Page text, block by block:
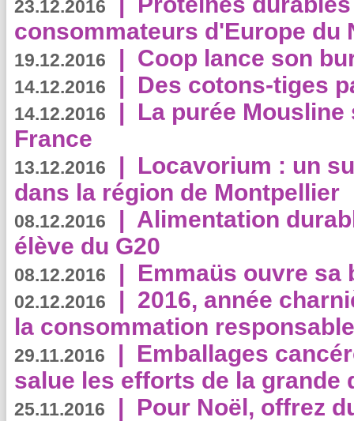
23.12.2016
consommateurs d'Europe du
19.12.2016 | Coop lance son
14.12.2016 | Des cotons-tiges
14.12.2016 | La purée
France
13.12.2016 | Locavorium : un
dans la région de Montpellier
08.12.2016 | Alimentation
élève du G20
08.12.2016 | Emmaüs ouvre sa
02.12.2016 | 2016, année
la consommation
29.11.2016 | Emballages
salue les efforts de la grande
25.11.2016 | Pour Noël, offrez